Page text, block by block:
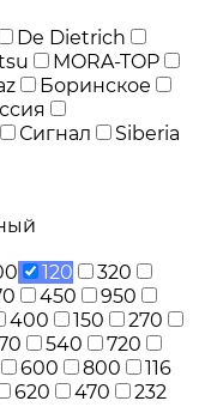
De Dietrich
MORA-TOP
Боринское
Сигнал
Siberia
120
320
450
950
400 150
270
540
720
600 800
116
620 470
232